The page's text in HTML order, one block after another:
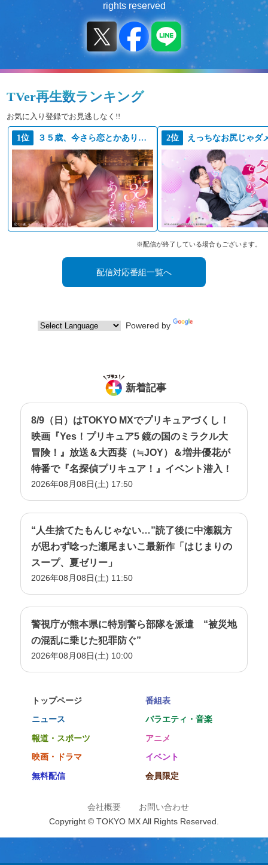
rights reserved
TVer再生数ランキング
お気に入り登録でお見逃しなく!!
1位 ３５歳、今さら恋とかありえない 2位
※配信が終了している場合もございます。
配信対応番組一覧へ
Powered by
新着記事
8/9（日）はTOKYO MXでプリキュアづくし！
映画『Yes！プリキュア5 鏡の国のミラクル大
冒険！』放送＆大西葵（≒JOY）＆増井優花が
特番で『名探偵プリキュア！』イベント潜入！
2026年08月08日(土) 17:50
“人生捨てたもんじゃない…”読了後に中瀬親方
が思わず唸った瀬尾まいこ最新作「はじまりの
スープ、夏ゼリー」
2026年08月08日(土) 11:50
警視庁が熊本県に特別警ら部隊を派遣 “被災地
の混乱に乗じた犯罪防ぐ”
2026年08月08日(土) 10:00
トップページ
番組表
ニュース
バラエティ・音楽
報道・スポーツ
アニメ
映画・ドラマ
イベント
無料配信
会員限定
会社概要
お問い合わせ
Copyright © TOKYO MX All Rights Reserved.